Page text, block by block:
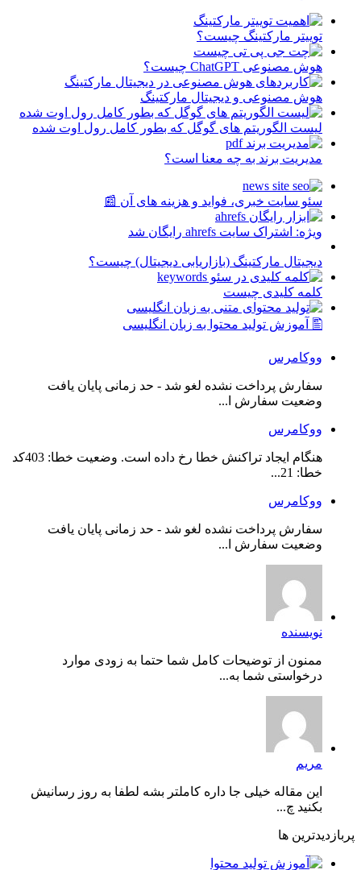
توییتر مارکتینگ چیست؟
هوش مصنوعی ChatGPT چیست؟
هوش مصنوعی و دیجیتال مارکتینگ
لیست الگوریتم های گوگل که بطور کامل رول اوت شده
مدیریت برند به چه معنا است؟
سئو سایت خبری، فواید و هزینه های آن 📰
ویژه: اشتراک سایت ahrefs رایگان شد
دیجیتال مارکتینگ (بازاریابی دیجیتال) چیست؟
کلمه کلیدی چیست
🖺 آموزش تولید محتوا به زبان انگلیسی
ووکامرس
سفارش پرداخت نشده لغو شد - حد زمانی پایان یافت
وضعیت سفارش ا...
ووکامرس
هنگام ایجاد تراکنش خطا رخ داده است. وضعیت خطا: 403کد
خطا: 21...
ووکامرس
سفارش پرداخت نشده لغو شد - حد زمانی پایان یافت
وضعیت سفارش ا...
نویسنده
ممنون از توضیحات کامل شما حتما به زودی موارد
درخواستی شما به...
مریم
این مقاله خیلی جا داره کاملتر بشه لطفا به روز رسانیش
بکنید چ...
پربازدیدترین ها